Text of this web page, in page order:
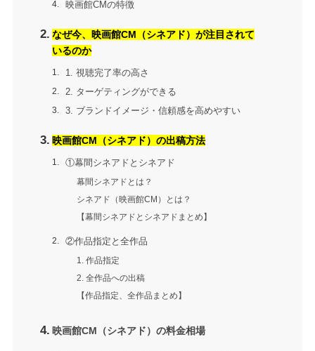
映画館CMの特徴
なぜ今、映画館CM（シネアド）が注目されて
いるのか
1. 視聴完了率の高さ
2. ターゲティングができる
3. ブランドイメージ・信頼感を高めやすい
映画館CM（シネアド）の出稿方法
①幕間シネアドとシネアド
幕間シネアドとは？
シネアド（映画館CM）とは？
【幕間シネアドとシネアドまとめ】
②作品指定と全作品
1. 作品指定
2. 全作品への出稿
【作品指定、全作品まとめ】
映画館CM（シネアド）の料金相場